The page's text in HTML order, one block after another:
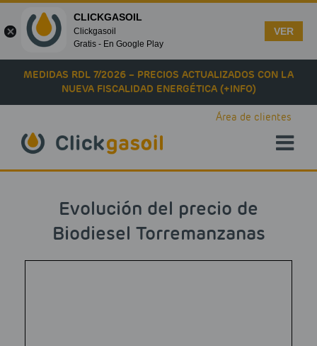
Skip to main content
MEDIDAS RDL 7/2026 – PRECIOS ACTUALIZADOS CON LA
NUEVA FISCALIDAD ENERGÉTICA (+INFO)
Área de clientes
Evolución del precio de
Biodiesel Torremanzanas
CLICKGASOIL
Clickgasoil
Gratis - En Google Play
VER